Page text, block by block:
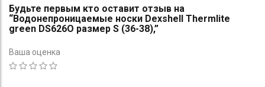
Будьте первым кто оставит отзыв на
“Водонепроницаемые носки Dexshell Thermlite
green DS626O размер S (36-38),”
Ваша оценка